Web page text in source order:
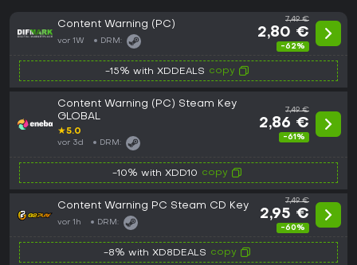
Content Warning (PC)
vor 1W DRM:
7,49 €
2,80 €
-62%
-15% with XDDEALS copy
Content Warning (PC) Steam Key
GLOBAL
★5.0
vor 3d DRM:
7,49 €
2,86 €
-61%
-10% with XDD10 copy
Content Warning PC Steam CD Key
vor 1h DRM:
7,49 €
2,95 €
-60%
-8% with XD8DEALS copy